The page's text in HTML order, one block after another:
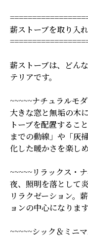
薪ストーブを取り入
薪ストーブは、どん
テリアです。
~~~~~ナチュラルモ
大きな窓と無垢の木
トーブを配置するこ
までの動線」や「灰
化した暖かさを楽しめ
~~~~~リラックス・
夜、照明を落として
リラクゼーション。
ョンの中心になります
~~~~~シック＆ミニ